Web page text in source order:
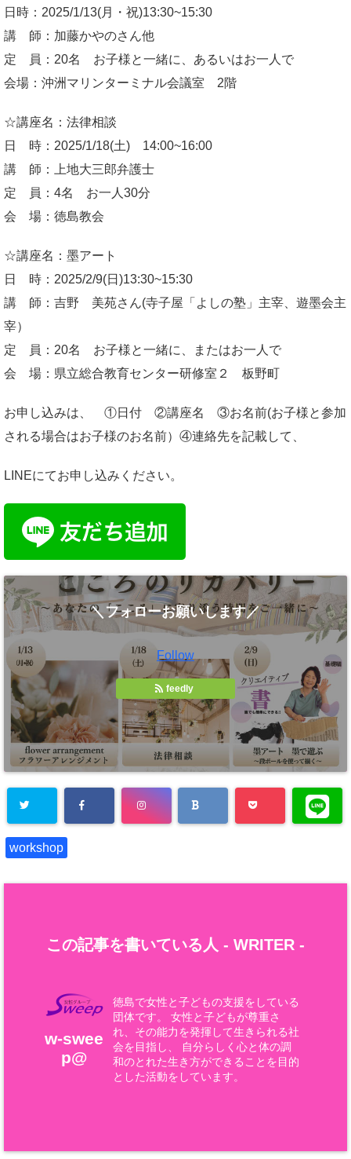
日時：2025/1/13(月・祝)13:30~15:30
講 師：加藤かやのさん他
定 員：20名 お子様と一緒に、あるいはお一人で
会場：沖洲マリンターミナル会議室 2階
☆講座名：法律相談
日 時：2025/1/18(土) 14:00~16:00
講 師：上地大三郎弁護士
定 員：4名 お一人30分
会 場：徳島教会
☆講座名：墨アート
日 時：2025/2/9(日)13:30~15:30
講 師：吉野 美苑さん(寺子屋「よしの塾」主宰、遊墨会主
宰）
定 員：20名 お子様と一緒に、またはお一人で
会 場：県立総合教育センター研修室２ 板野町
お申し込みは、 ①日付 ②講座名 ③お名前(お子様と参加
される場合はお子様のお名前）④連絡先を記載して、
LINEにてお申し込みください。
＼フォローお願いします／
Follow
feedly
workshop
この記事を書いている人 - WRITER -
w-swee
p@
徳島で女性と子どもの支援をしている
団体です。 女性と子どもが尊重さ
れ、その能力を発揮して生きられる社
会を目指し、 自分らしく心と体の調
和のとれた生き方ができることを目的
とした活動をしています。